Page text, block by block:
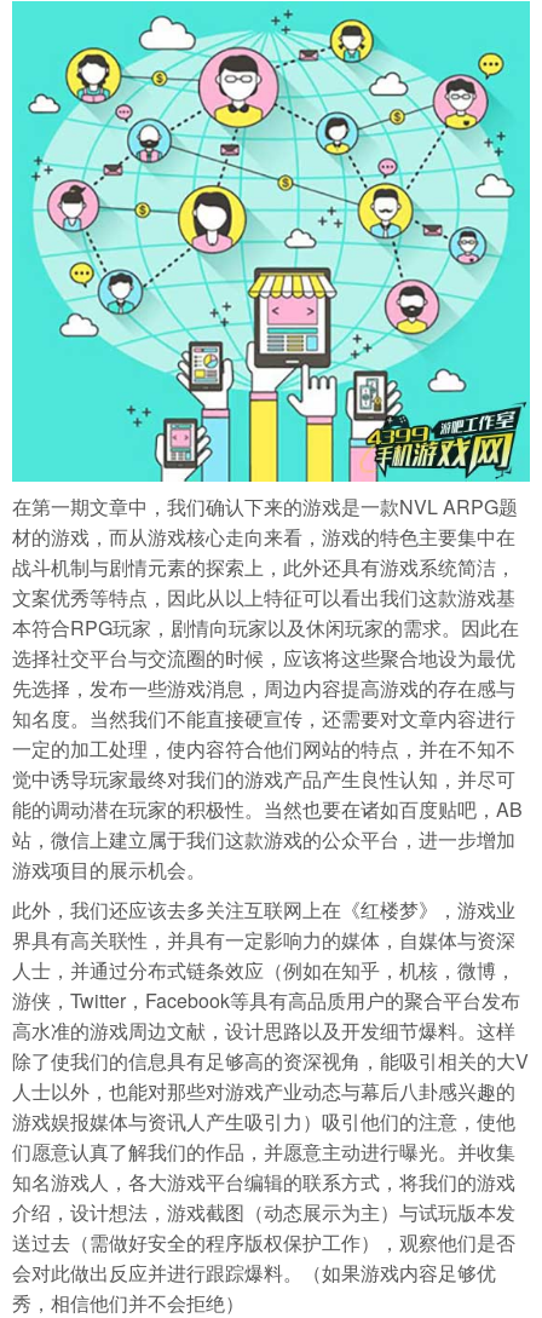
在第一期文章中，我们确认下来的游戏是一款NVL ARPG题
材的游戏，而从游戏核心走向来看，游戏的特色主要集中在
战斗机制与剧情元素的探索上，此外还具有游戏系统简洁，
文案优秀等特点，因此从以上特征可以看出我们这款游戏基
本符合RPG玩家，剧情向玩家以及休闲玩家的需求。因此在
选择社交平台与交流圈的时候，应该将这些聚合地设为最优
先选择，发布一些游戏消息，周边内容提高游戏的存在感与
知名度。当然我们不能直接硬宣传，还需要对文章内容进行
一定的加工处理，使内容符合他们网站的特点，并在不知不
觉中诱导玩家最终对我们的游戏产品产生良性认知，并尽可
能的调动潜在玩家的积极性。当然也要在诸如百度贴吧，AB
站，微信上建立属于我们这款游戏的公众平台，进一步增加
游戏项目的展示机会。
此外，我们还应该去多关注互联网上在《红楼梦》，游戏业
界具有高关联性，并具有一定影响力的媒体，自媒体与资深
人士，并通过分布式链条效应（例如在知乎，机核，微博，
游侠，Twitter，Facebook等具有高品质用户的聚合平台发布
高水准的游戏周边文献，设计思路以及开发细节爆料。这样
除了使我们的信息具有足够高的资深视角，能吸引相关的大V
人士以外，也能对那些对游戏产业动态与幕后八卦感兴趣的
游戏娱报媒体与资讯人产生吸引力）吸引他们的注意，使他
们愿意认真了解我们的作品，并愿意主动进行曝光。并收集
知名游戏人，各大游戏平台编辑的联系方式，将我们的游戏
介绍，设计想法，游戏截图（动态展示为主）与试玩版本发
送过去（需做好安全的程序版权保护工作），观察他们是否
会对此做出反应并进行跟踪爆料。（如果游戏内容足够优
秀，相信他们并不会拒绝）